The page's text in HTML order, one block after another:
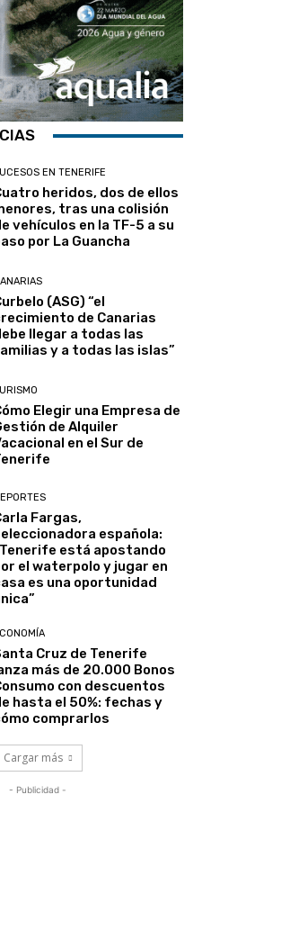
EN TENERIFE
heridos, dos de ellos
tras una colisión
vehículos en la TF-5 a su
por La Guancha
(ASG) “el
de Canarias
llegar a todas las
y a todas las islas”
Elegir una Empresa de
de Alquiler
en el Sur de
Fargas,
española:
está apostando
el waterpolo y jugar en
es una oportunidad
Cruz de Tenerife
más de 20.000 Bonos
con descuentos
hasta el 50%: fechas y
comprarlos
Cargar más
- Publicidad -